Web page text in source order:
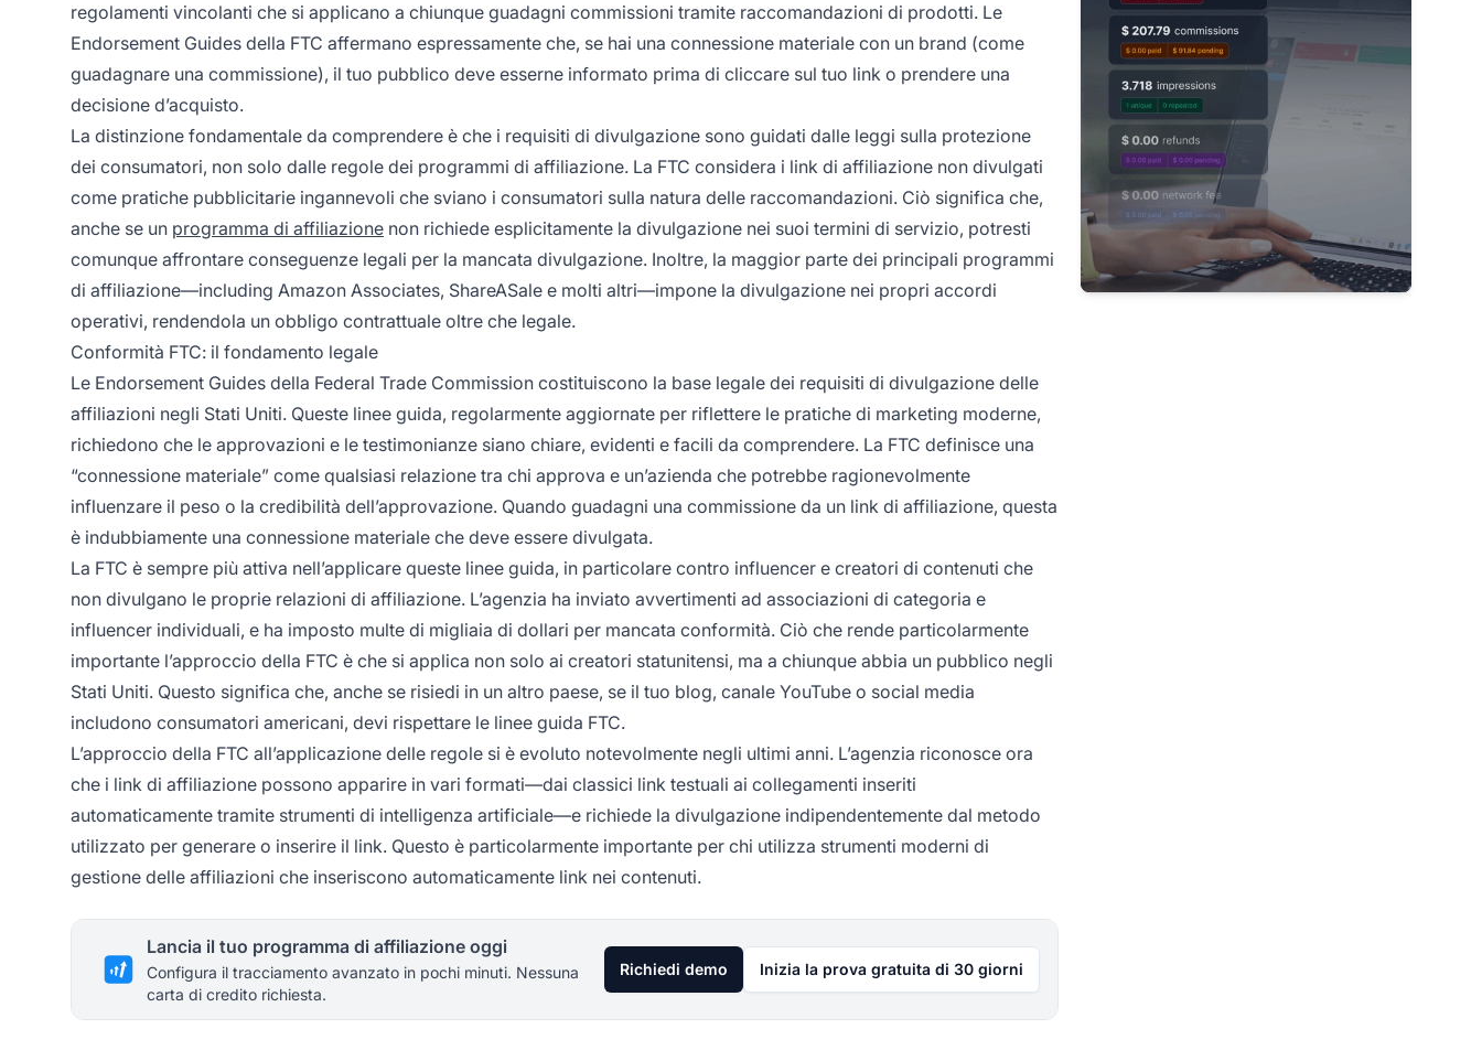
regolamenti vincolanti che si applicano a chiunque guadagni commissioni tramite raccomandazioni di prodotti. Le
Endorsement Guides della FTC affermano espressamente che, se hai una connessione materiale con un brand (come
guadagnare una commissione), il tuo pubblico deve esserne informato prima di cliccare sul tuo link o prendere una
decisione d’acquisto.
La distinzione fondamentale da comprendere è che i requisiti di divulgazione sono guidati dalle leggi sulla protezione
dei consumatori, non solo dalle regole dei programmi di affiliazione. La FTC considera i link di affiliazione non divulgati
come pratiche pubblicitarie ingannevoli che sviano i consumatori sulla natura delle raccomandazioni. Ciò significa che,
anche se un programma di affiliazione non richiede esplicitamente la divulgazione nei suoi termini di servizio, potresti
comunque affrontare conseguenze legali per la mancata divulgazione. Inoltre, la maggior parte dei principali programmi
di affiliazione—including Amazon Associates, ShareASale e molti altri—impone la divulgazione nei propri accordi
operativi, rendendola un obbligo contrattuale oltre che legale.
Conformità FTC: il fondamento legale
Le Endorsement Guides della Federal Trade Commission costituiscono la base legale dei requisiti di divulgazione delle
affiliazioni negli Stati Uniti. Queste linee guida, regolarmente aggiornate per riflettere le pratiche di marketing moderne,
richiedono che le approvazioni e le testimonianze siano chiare, evidenti e facili da comprendere. La FTC definisce una
“connessione materiale” come qualsiasi relazione tra chi approva e un’azienda che potrebbe ragionevolmente
influenzare il peso o la credibilità dell’approvazione. Quando guadagni una commissione da un link di affiliazione, questa
è indubbiamente una connessione materiale che deve essere divulgata.
La FTC è sempre più attiva nell’applicare queste linee guida, in particolare contro influencer e creatori di contenuti che
non divulgano le proprie relazioni di affiliazione. L’agenzia ha inviato avvertimenti ad associazioni di categoria e
influencer individuali, e ha imposto multe di migliaia di dollari per mancata conformità. Ciò che rende particolarmente
importante l’approccio della FTC è che si applica non solo ai creatori statunitensi, ma a chiunque abbia un pubblico negli
Stati Uniti. Questo significa che, anche se risiedi in un altro paese, se il tuo blog, canale YouTube o social media
includono consumatori americani, devi rispettare le linee guida FTC.
L’approccio della FTC all’applicazione delle regole si è evoluto notevolmente negli ultimi anni. L’agenzia riconosce ora
che i link di affiliazione possono apparire in vari formati—dai classici link testuali ai collegamenti inseriti
automaticamente tramite strumenti di intelligenza artificiale—e richiede la divulgazione indipendentemente dal metodo
utilizzato per generare o inserire il link. Questo è particolarmente importante per chi utilizza strumenti moderni di
gestione delle affiliazioni che inseriscono automaticamente link nei contenuti.
Lancia il tuo programma di affiliazione oggi
Configura il tracciamento avanzato in pochi minuti. Nessuna
carta di credito richiesta.
Richiedi demo Inizia la prova gratuita di 30 giorni